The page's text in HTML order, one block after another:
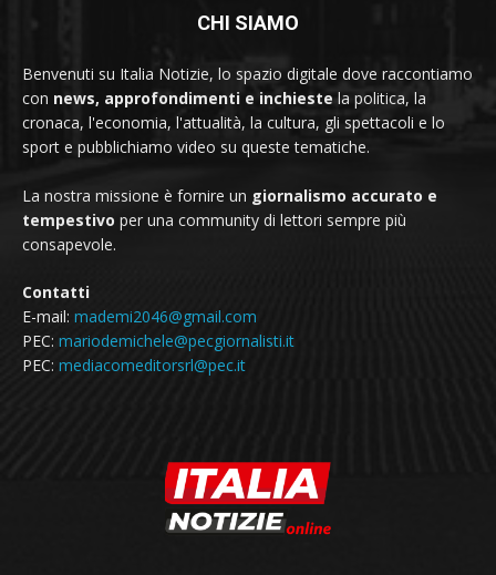
CHI SIAMO
Benvenuti su Italia Notizie, lo spazio digitale dove raccontiamo
con news, approfondimenti e inchieste la politica, la
cronaca, l'economia, l'attualità, la cultura, gli spettacoli e lo
sport e pubblichiamo video su queste tematiche.
La nostra missione è fornire un giornalismo accurato e
tempestivo per una community di lettori sempre più
consapevole.
Contatti
E-mail: mademi2046@gmail.com
PEC: mariodemichele@pecgiornalisti.it
PEC: mediacomeditorsrl@pec.it